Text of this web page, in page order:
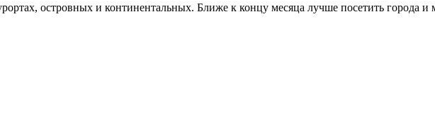
островных и континентальных. Ближе к концу месяца лучше посетить города